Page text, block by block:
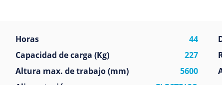
Horas
44
Capacidad de carga (Kg)
227
Altura max. de trabajo (mm)
5600